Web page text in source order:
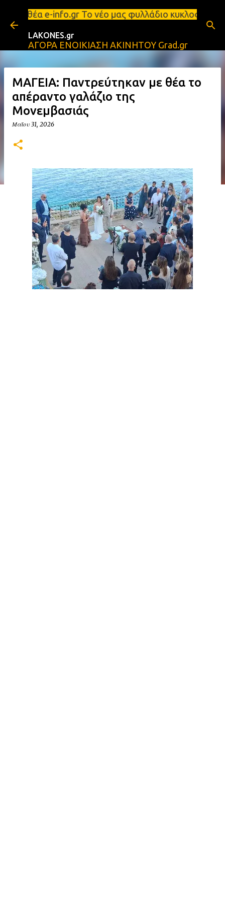
Μετάβαση στο κύριο περιεχόμενο
θέα e-info.gr Το νέο μας
LAKONES.gr
ΑΓΟΡΑ ΕΝΟΙΚΙΑΣΗ ΑΚΙΝΗΤΟΥ Grad.gr
ΜΑΓΕΙΑ: Παντρεύτηκαν με θέα το
απέραντο γαλάζιο της
Μονεμβασιάς
Μαΐου 31, 2026